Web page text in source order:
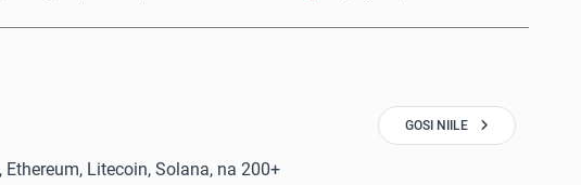
Litecoin, Solana, na 200+
GOSI NIILE